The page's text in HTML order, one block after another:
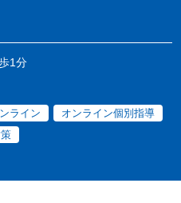
1分
ライン
オンライン個別指導